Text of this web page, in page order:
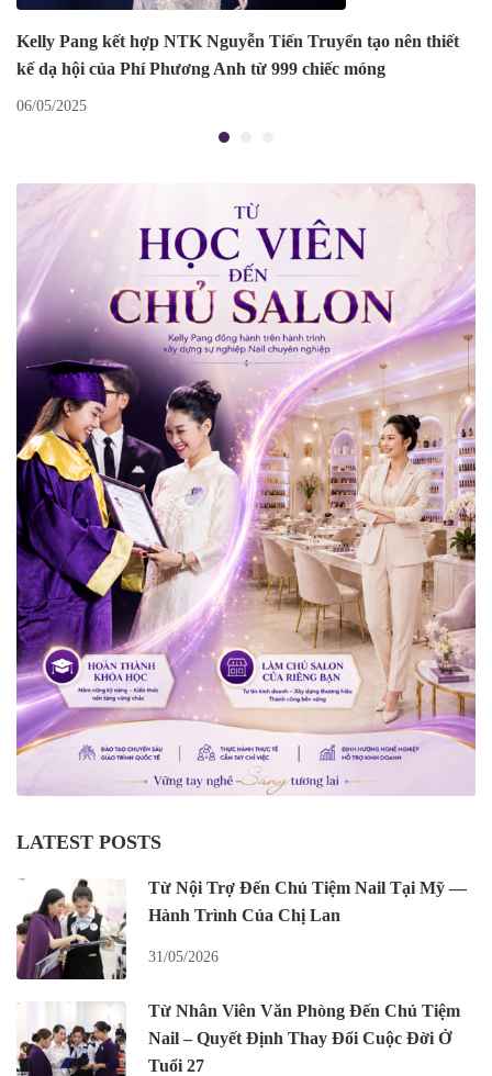
Kelly Pang kết hợp NTK Nguyễn Tiến Truyển tạo nên thiết
kế dạ hội của Phí Phương Anh từ 999 chiếc móng
06/05/2025
LATEST POSTS
Từ Nội Trợ Đến Chủ Tiệm Nail Tại Mỹ —
Hành Trình Của Chị Lan
31/05/2026
Từ Nhân Viên Văn Phòng Đến Chủ Tiệm
Nail – Quyết Định Thay Đổi Cuộc Đời Ở
Tuổi 27